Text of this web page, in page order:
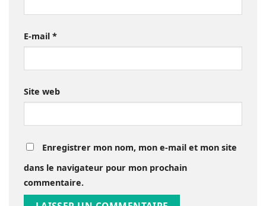
E-mail *
Site web
Enregistrer mon nom, mon e-mail et mon site
dans le navigateur pour mon prochain
commentaire.